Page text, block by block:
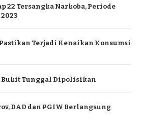
22 Tersangka Narkoba, Periode
Terjadi Kenaikan Konsumsi
Bukit Tunggal Dipolisikan
DAD dan PGIW Berlangsung